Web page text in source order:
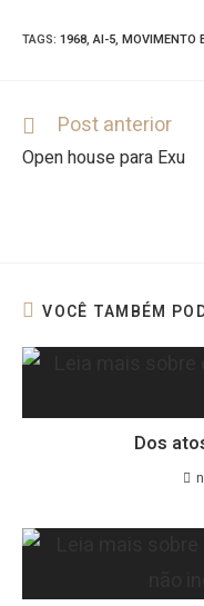
TAGS: 1968, AI-5, MOVIMENTO
Post anterior
Open house para Exu
VOCÊ TAMBÉM
Dos